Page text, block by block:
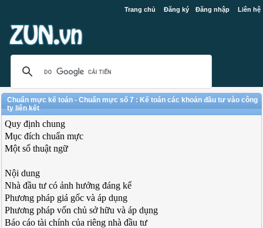
Trang chủ Đăng ký Đăng nhập Liên hệ
Chuẩn mực kế toán - Chuẩn mực số 7 : Kế toán các khoản đầu tư vào công
ty liên kết
Quy định chung
Mục đích chuẩn mực
Một số thuật ngữ
Nội dung
Nhà đầu tư có ảnh hưởng đáng kể
Phương pháp giá gốc và áp dụng
Phương pháp vốn chủ sở hữu và áp dụng
Báo cáo tài chính của riêng nhà đầu tư